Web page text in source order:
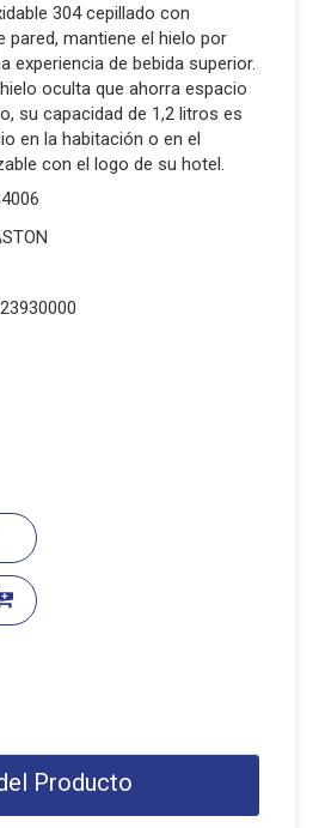
304 cepillado con
pared, mantiene el hielo por
experiencia de bebida superior.
oculta que ahorra espacio
su capacidad de 1,2 litros es
en la habitación o en el
con el logo de su hotel.
Producto